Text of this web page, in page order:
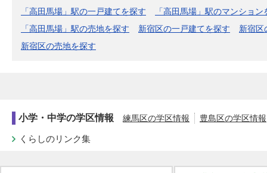
「高田馬場」駅の一戸建てを探す
「高田馬場」駅のマンション
「高田馬場」駅の売地を探す
新宿区の一戸建てを探す
新宿区
新宿区の売地を探す
小学・中学の学区情報 練馬区の学区情報 豊島区の学区情報
くらしのリンク集